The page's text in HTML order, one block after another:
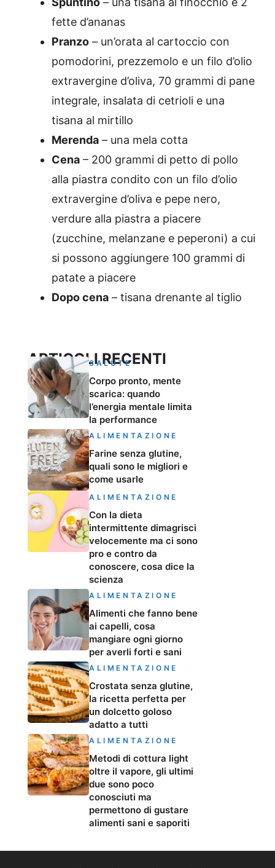
fette d’ananas
Pranzo – un’orata al cartoccio con
pomodorini, prezzemolo e un filo d’olio
extravergine d’oliva, 70 grammi di pane
integrale, insalata di cetrioli e una
tisana al mirtillo
Merenda – una mela cotta
Cena – 200 grammi di petto di pollo
alla piastra condito con un filo d’olio
extravergine d’oliva e pepe nero,
verdure alla piastra a piacere
(zucchine, melanzane e peperoni) a cui
si possono aggiungere 100 grammi di
patate a piacere
Dopo cena – tisana drenante al tiglio
ARTICOLI RECENTI
SALUTE
Corpo pronto, mente
scarica: quando
l’energia mentale limita
la performance
ALIMENTAZIONE
Farine senza glutine,
quali sono le migliori e
come usarle
ALIMENTAZIONE
Con la dieta
intermittente dimagrisci
velocemente ma ci sono
pro e contro da
conoscere, cosa dice la
scienza
ALIMENTAZIONE
Alimenti che fanno bene
ai capelli, cosa
mangiare ogni giorno
per averli forti e sani
ALIMENTAZIONE
Crostata senza glutine,
la ricetta perfetta per
un dolcetto goloso
adatto a tutti
ALIMENTAZIONE
Metodi di cottura light
oltre il vapore, gli ultimi
due sono poco
conosciuti ma
permettono di gustare
alimenti sani e saporiti